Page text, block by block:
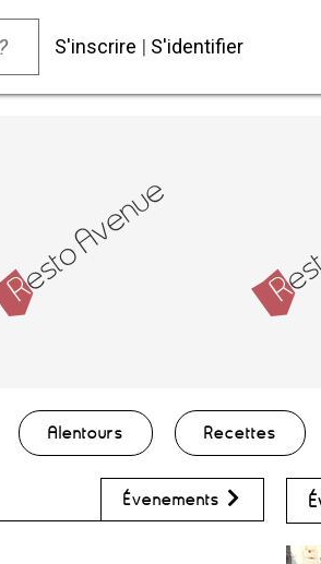
S'inscrire | S'identifier
Alentours Recettes
Évènements